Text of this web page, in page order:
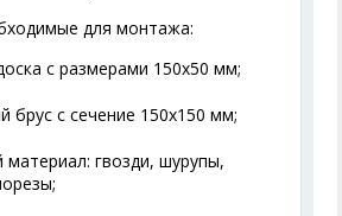
для монтажа:
с размерами 150х50 мм;
брус с сечение 150х150 мм;
гвозди, шурупы,